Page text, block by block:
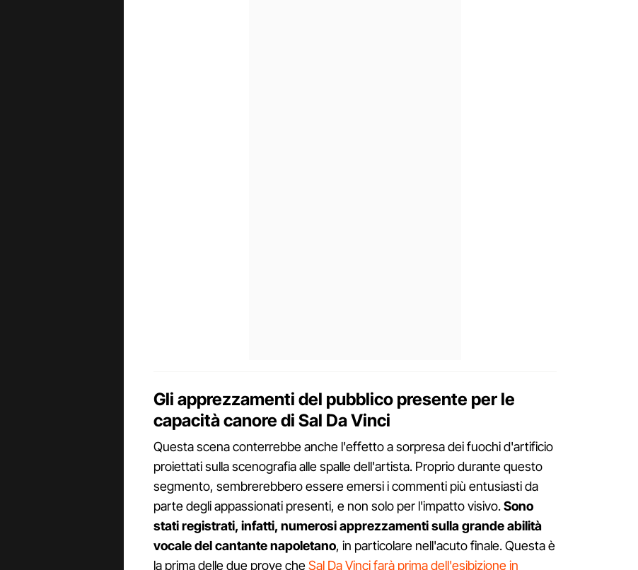
Gli apprezzamenti del pubblico presente per le
capacità canore di Sal Da Vinci
Questa scena conterrebbe anche l'effetto a sorpresa dei fuochi d'artificio
proiettati sulla scenografia alle spalle dell'artista. Proprio durante questo
segmento, sembrerebbero essere emersi i commenti più entusiasti da
parte degli appassionati presenti, e non solo per l'impatto visivo.Sono
stati registrati, infatti, numerosi apprezzamenti sulla grande abilità
vocale del cantante napoletano, in particolare nell'acuto finale. Questa è
la prima delle due prove cheSal Da Vinci farà prima dell'esibizione in